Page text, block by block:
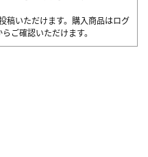
稿いただけます。購入商品はログ
らご確認いただけます。